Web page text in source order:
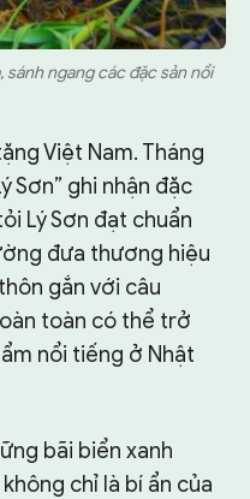
ngang các đặc sản nổi
Việt Nam. Tháng
Sơn” ghi nhận đặc
Lý Sơn đạt chuẩn
đưa thương hiệu
gắn với câu
toàn có thể trở
nổi tiếng ở Nhật
bãi biển xanh
chỉ là bí ẩn của